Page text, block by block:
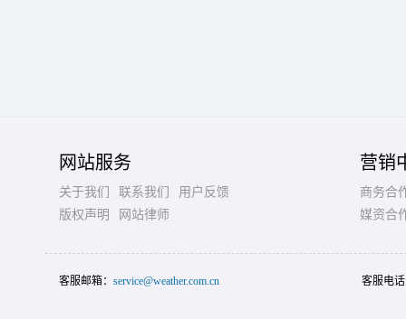
网站服务
关于我们 联系我们
用户反馈
版权声明
网站律师
营销
商务合
媒资合
客服邮箱： service@weather.com.cn 客服电